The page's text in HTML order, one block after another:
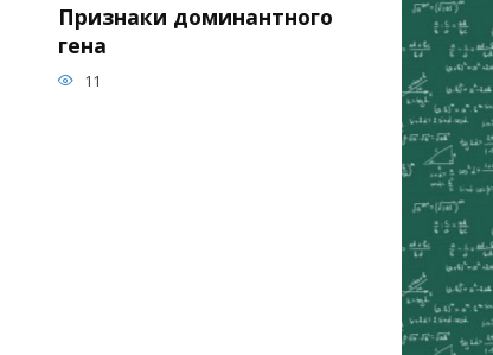
Признаки доминантного
гена
11